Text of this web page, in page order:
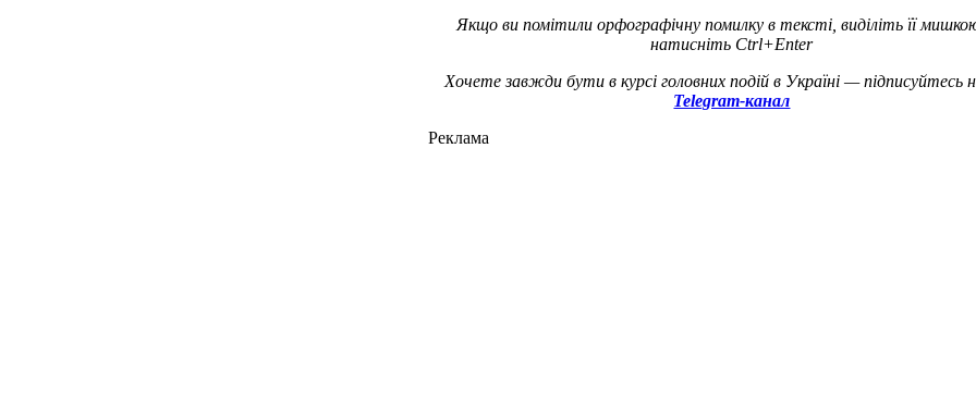
Якщо ви помітили орфографічну помилку в тексті, виділіть її
натисніть Ctrl+Enter
Хочете завжди бути в курсі головних подій в Україні — підписуйтесь
Telegram-канал
Реклама